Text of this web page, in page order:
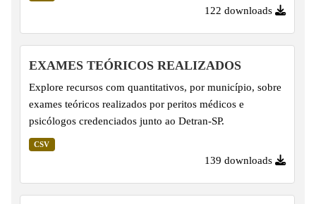
122 downloads
EXAMES TEÓRICOS REALIZADOS
Explore recursos com quantitativos, por município, sobre
exames teóricos realizados por peritos médicos e
psicólogos credenciados junto ao Detran-SP.
CSV
139 downloads